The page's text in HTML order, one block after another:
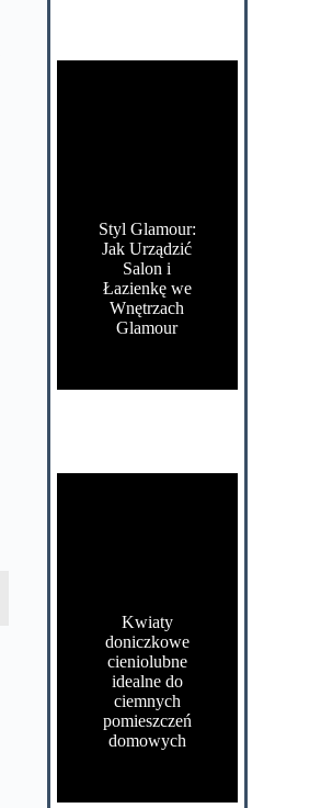
Styl Glamour:
Jak Urządzić
Salon i
Łazienkę we
Wnętrzach
Glamour
Kwiaty
doniczkowe
cieniolubne
idealne do
ciemnych
pomieszczeń
domowych